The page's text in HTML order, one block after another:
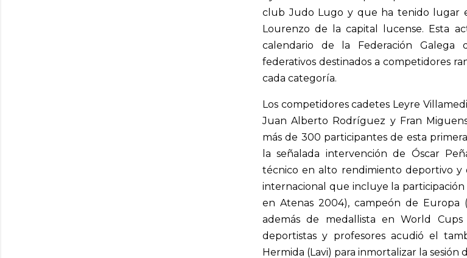
club Judo Lugo y que ha tenido lugar
Lourenzo de la capital lucense. Esta
calendario de la Federación
federativos destinados a competidores
cada categoría.
Los competidores cadetes Leyre
Juan Alberto Rodríguez y Fran
más de 300 participantes de esta
la señalada intervención de Óscar
técnico en alto rendimiento deportivo y
internacional que incluye la
en Atenas 2004), campeón de Europa
además de medallista en World
deportistas y profesores acudió el
Hermida (Lavi) para inmortalizar la sesión